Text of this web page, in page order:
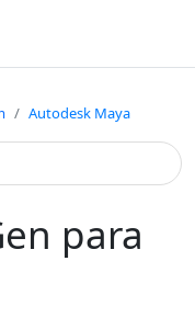
Autodesk Maya
para